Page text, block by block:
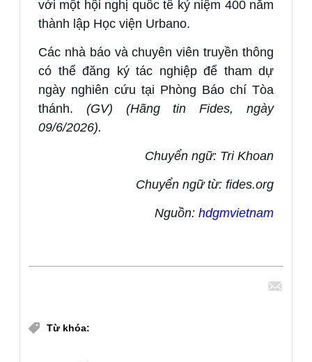
với một hội nghị quốc tế kỷ niệm 400 năm
thành lập Học viện Urbano.
Các nhà báo và chuyên viên truyền thông
có thể đăng ký tác nghiệp để tham dự
ngày nghiên cứu tại Phòng Báo chí Tòa
thánh.
(GV) (Hãng tin Fides, ngày
09/6/2026).
Chuyển ngữ: Tri Khoan
Chuyển ngữ từ: fides.org
Nguồn: hdgmvietnam
Từ khóa: